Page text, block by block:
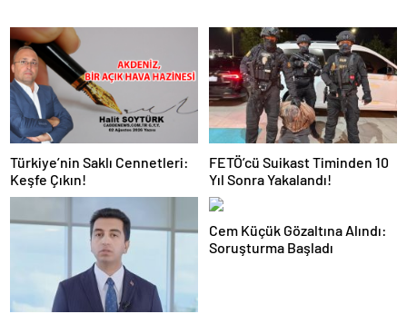
Türkiye’nin Saklı Cennetleri:
Keşfe Çıkın!
FETÖ’cü Suikast Timinden 10
Yıl Sonra Yakalandı!
Cem Küçük Gözaltına Alındı:
Soruşturma Başladı